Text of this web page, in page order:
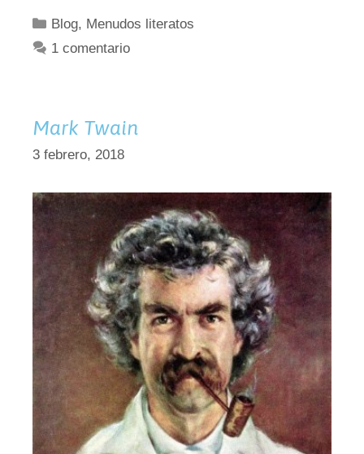
Categorías
Blog, Menudos literatos
1 comentario
Mark Twain
3 febrero, 2018